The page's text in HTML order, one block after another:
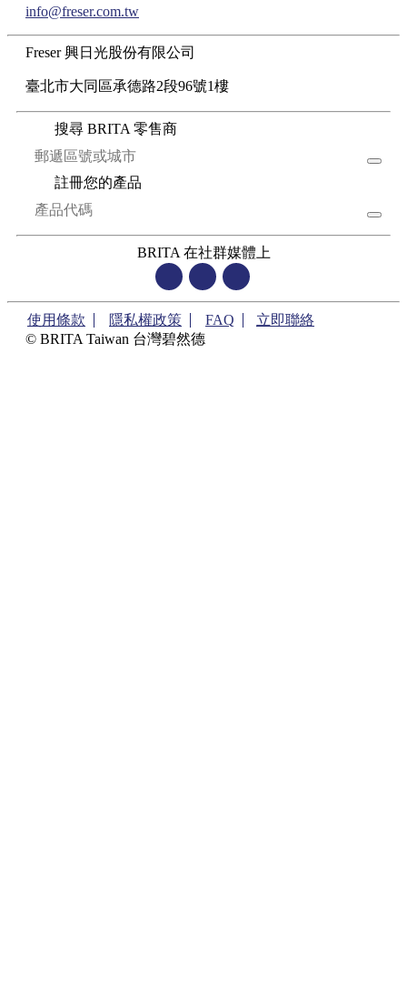
info@freser.com.tw
Freser 興日光股份有限公司
臺北市大同區承德路2段96號1樓
搜尋 BRITA 零售商
註冊您的產品
BRITA 在社群媒體上
使用條款 隱私權政策 FAQ
立即聯絡
© BRITA Taiwan 台灣碧然德